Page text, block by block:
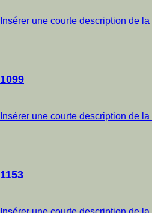
Insérer une courte description de
1099
Insérer une courte description de
1153